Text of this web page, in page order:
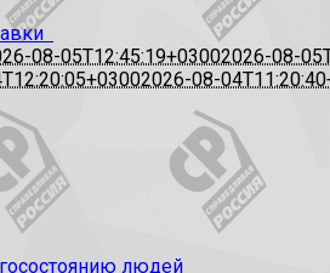
08-05T12:45:19+03002026-08-
2026-08-
людей